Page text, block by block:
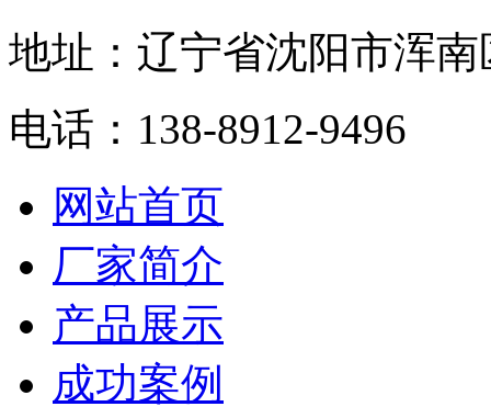
地址：辽宁省沈阳市浑
电话：138-8912-9496
网站首页
厂家简介
产品展示
成功案例